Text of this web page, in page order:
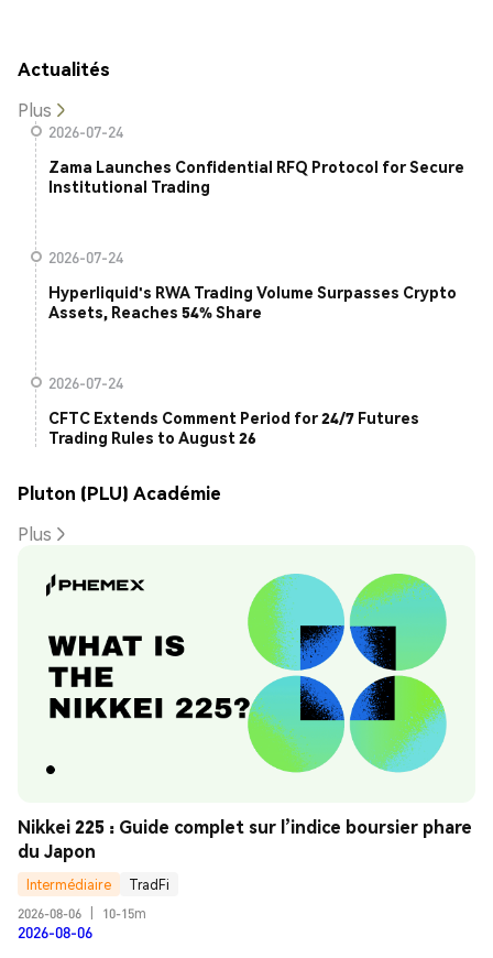
Actualités
Plus
2026-07-24
Zama Launches Confidential RFQ Protocol for Secure
Institutional Trading
2026-07-24
Hyperliquid's RWA Trading Volume Surpasses Crypto
Assets, Reaches 54% Share
2026-07-24
CFTC Extends Comment Period for 24/7 Futures
Trading Rules to August 26
Pluton (PLU) Académie
Plus
Nikkei 225 : Guide complet sur l’indice boursier phare
du Japon
Intermédiaire
TradFi
2026-08-06
10-15m
2026-08-06